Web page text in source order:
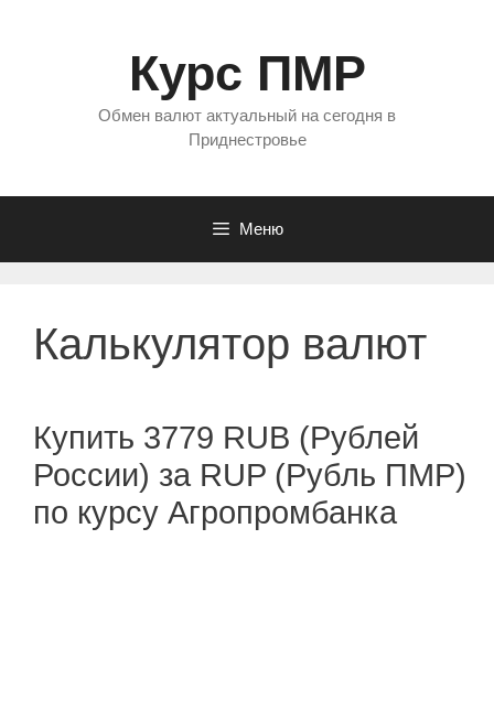
Курс ПМР
Обмен валют актуальный на сегодня в
Приднестровье
Меню
Калькулятор валют
Купить 3779 RUB (Рублей
России) за RUP (Рубль ПМР)
по курсу Агропромбанка